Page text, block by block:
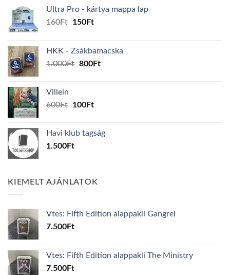
Ultra Pro - kártya mappa lap
160Ft
Original
160Ft.
150FtCurrent
150Ft.
HKK - Zsákbamacska
1.000Ft Original
800FtCurrent
Villein
600Ft
Original
600Ft.
100FtCurrent
100Ft.
Havi klub tagság
1.500Ft
KIEMELT AJÁNLATOK
Vtes: Fifth Edition alappakli Gangrel
7.500Ft
Vtes: Fifth Edition alappakli The Ministry
7.500Ft